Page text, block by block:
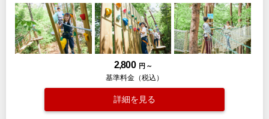
2,800 円 ～
基準料金（税込）
詳細を見る